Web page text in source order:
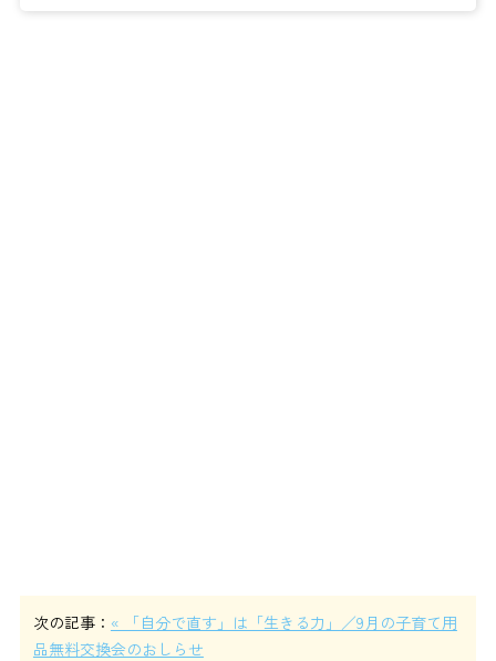
次の記事： « 「自分で直す」は「生きる力」／9月の子育て用
品無料交換会のおしらせ